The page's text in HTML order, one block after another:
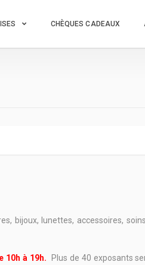
CHÈQUES CADEAUX
bijoux, lunettes, accessoires,
10h à 19h.
Plus de 40 exposants